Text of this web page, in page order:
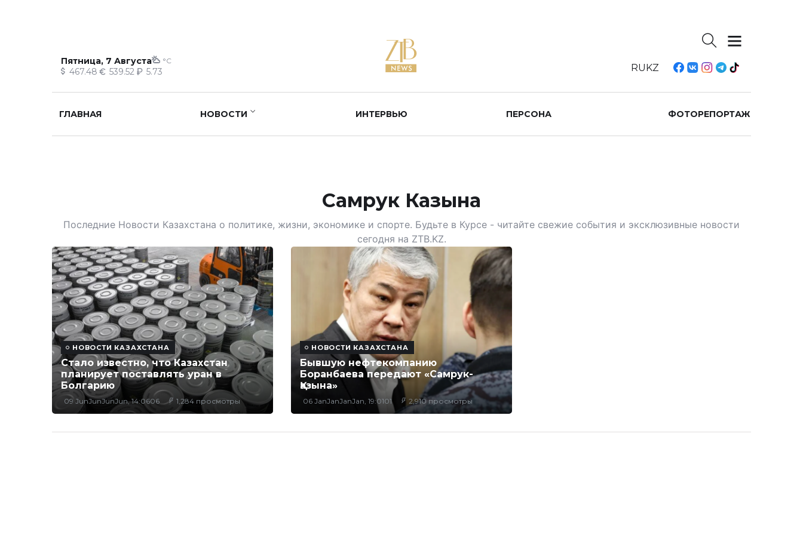
Пятница, 7 Августа °C
467.48 539.52 5.73 RUKZ
ГЛАВНАЯ НОВОСТИ ИНТЕРВЬЮ ПЕРСОНА ФОТОРЕПОРТАЖ
Самрук Казына
Последние Новости Казахстана о политике, жизни, экономике и спорте. Будьте в Курсе - читайте свежие события и эксклюзивные новости
сегодня на ZTB.KZ.
НОВОСТИ КАЗАХСТАНА
Стало известно, что Казахстан
планирует поставлять уран в
Болгарию
09 JunJunJunJun, 14:0606 1,284 просмотры
НОВОСТИ КАЗАХСТАНА
Бывшую нефтекомпанию
Боранбаева передают «Самрук-
Қазына»
06 JanJanJanJan, 19:0101 2,910 просмотры